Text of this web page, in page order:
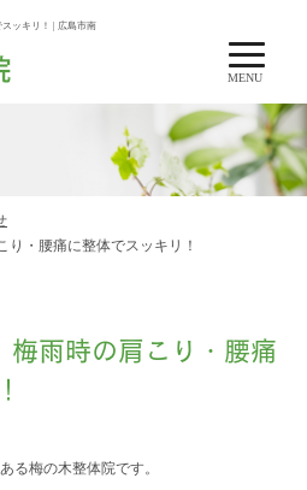
MENU
スッキリ！ | 広島市南
り・腰痛に整体でスッキリ！
梅雨時の肩こり・腰痛
る梅の木整体院です。